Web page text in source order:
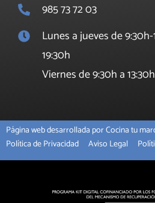
985 73 72 03
Lunes a jueves de
19:30h
Viernes de 9:30h a 13:30h
Página web desarrollada por Cocina tu
Política de Privacidad
Aviso Legal